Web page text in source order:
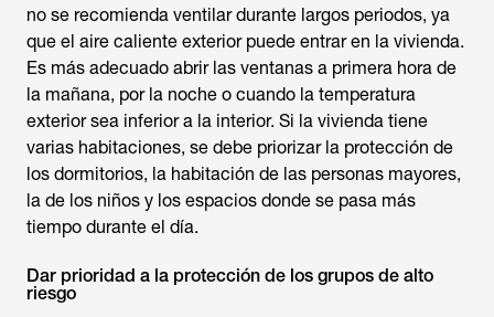
no se recomienda ventilar durante largos periodos, ya
que el aire caliente exterior puede entrar en la vivienda.
Es más adecuado abrir las ventanas a primera hora de
la mañana, por la noche o cuando la temperatura
exterior sea inferior a la interior. Si la vivienda tiene
varias habitaciones, se debe priorizar la protección de
los dormitorios, la habitación de las personas mayores,
la de los niños y los espacios donde se pasa más
tiempo durante el día.
Dar prioridad a la protección de los grupos de alto
riesgo